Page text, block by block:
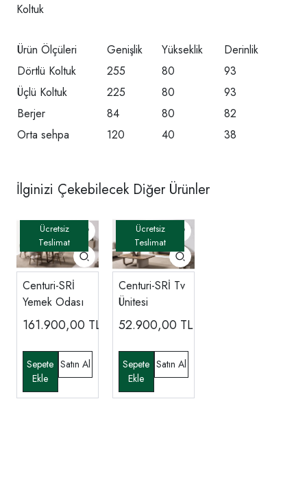
Koltuk
Ürün Ölçüleri Genişlik Yükseklik
Derinlik
Dörtlü Koltuk
255 80
93
Üçlü Koltuk
225 80
93
Berjer
84 80
82
Orta sehpa
120 40 38
İlginizi Çekebilecek Diğer Ürünler
Centuri-SRİ
Yemek Odası
161.900,00 TL
Centuri-SRİ Tv
Ünitesi
52.900,00 TL